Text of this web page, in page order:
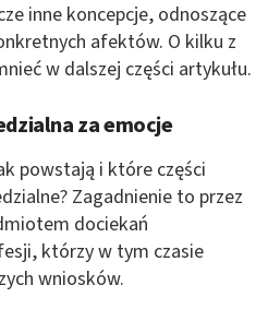
inne koncepcje, odnoszące
afektów. O kilku z
w dalszej części artykułu.
za emocje
powstają i które części
Zagadnienie to przez
dociekań
którzy w tym czasie
wniosków.